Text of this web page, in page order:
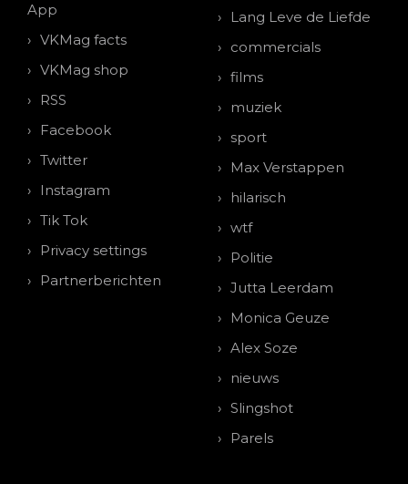
App
VKMag facts
VKMag shop
RSS
Facebook
Twitter
Instagram
Tik Tok
Privacy settings
Partnerberichten
Lang Leve de Liefde
commercials
films
muziek
sport
Max Verstappen
hilarisch
wtf
Politie
Jutta Leerdam
Monica Geuze
Alex Soze
nieuws
Slingshot
Parels